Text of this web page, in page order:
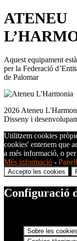
ATENEU
L’
Aquest equipament
per la Federació
de Palomar
2026 Ateneu
Disseny i
Utilitzem cookies
cookies' entenem que
a més informació, o
Més informació -
Accepto les cookies
Configuració
Sobre les cookies